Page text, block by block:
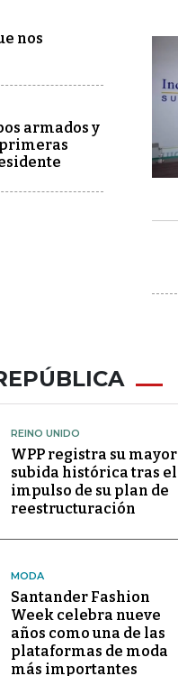
nos
armados y
REINO UNIDO
WPP registra su mayor
subida histórica tras el
impulso de su plan de
reestructuración
MODA
Santander Fashion
Week celebra nueve
años como una de las
plataformas de moda
más importantes